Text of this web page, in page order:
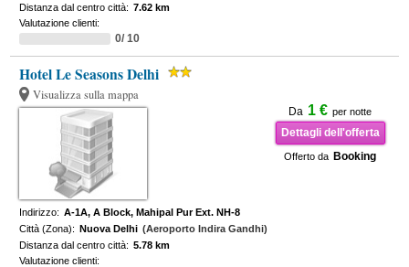
Distanza dal centro città: 7.62 km
Valutazione clienti:
0/ 10
Hotel Le Seasons Delhi
Visualizza sulla mappa
Da 1 € per notte
Dettagli dell'offerta
Offerto da Booking
Indirizzo: A-1A, A Block, Mahipal Pur Ext. NH-8
Città (Zona): Nuova Delhi (Aeroporto Indira Gandhi)
Distanza dal centro città: 5.78 km
Valutazione clienti: